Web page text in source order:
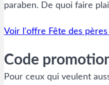
paraben. De quoi faire
Voir l'offre Fête des pères
Code
Pour ceux qui veulent